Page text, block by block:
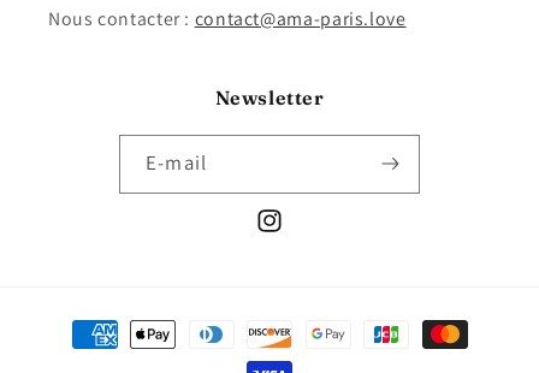
Nous contacter : contact@ama-paris.love
Newsletter
E-mail
Instagram
Moyens